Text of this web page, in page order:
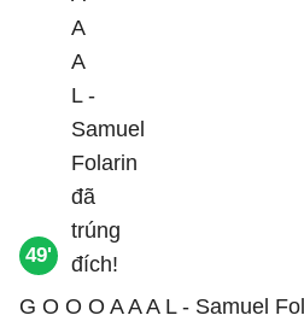
49'
G O O O A A A L - Samuel